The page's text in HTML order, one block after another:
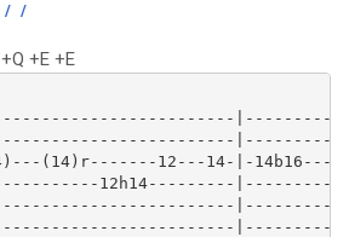
/ /
+E +E
|---------15-
(14)r-------12---14-|-
12h14---------